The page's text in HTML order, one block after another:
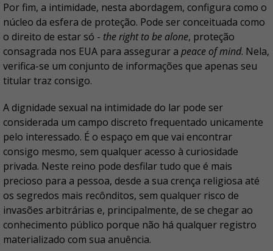
Por fim, a intimidade, nesta abordagem, configura como o
núcleo da esfera de proteção. Pode ser conceituada como
o direito de estar só - the right to be alone, proteção
consagrada nos EUA para assegurar a peace of mind. Nela,
verifica-se um conjunto de informações que apenas seu
titular traz consigo.
A dignidade sexual na intimidade do lar pode ser
considerada um campo discreto frequentado unicamente
pelo interessado. É o espaço em que vai encontrar
consigo mesmo, sem qualquer acesso à curiosidade
privada. Neste reino pode desfilar tudo que é mais
precioso para a pessoa, desde a sua crença religiosa até
os segredos mais recônditos, sem qualquer risco de
invasões arbitrárias e, principalmente, de se chegar ao
conhecimento público porque não há qualquer registro
materializado com sua anuência.